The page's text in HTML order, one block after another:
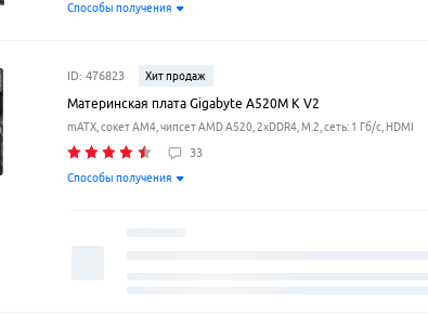
Способы получения
ID: 476823 Хит продаж
Материнская плата Gigabyte A520M K V2
mATX, сокет AM4, чипсет AMD A520, 2xDDR4, M.2, сеть: 1 Гб/с, HDMI
33
Способы получения